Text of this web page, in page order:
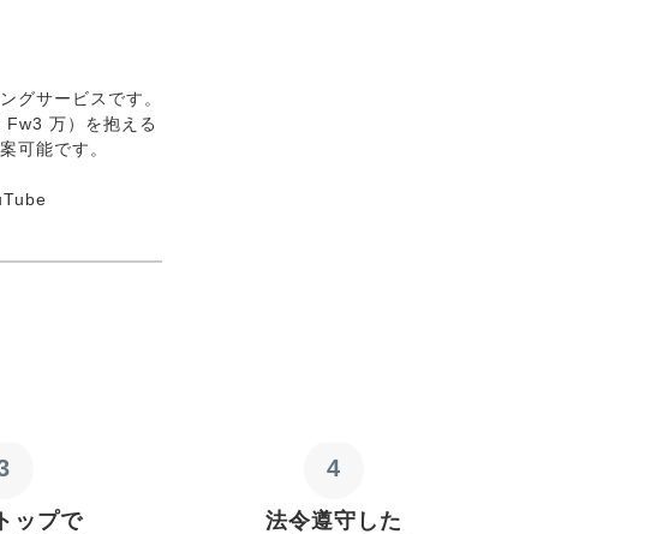
グサービスです。
万）を抱える
可能です。
ップで
4
法令遵守した